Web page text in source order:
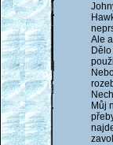
Ale
Můj